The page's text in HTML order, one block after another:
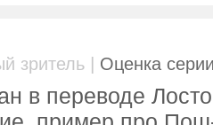
зритель | Оценка
в переводе